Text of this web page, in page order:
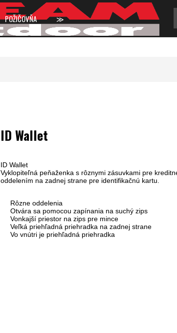
POŽIČOVŇA ≫
ID Wallet
ID Wallet
Vyklopiteľná peňaženka s rôznymi zásuvkami pre
oddelením na zadnej strane pre identifikačnú kartu.
Rôzne oddelenia
Otvára sa pomocou zapínania na suchý zips
Vonkajší priestor na zips pre mince
Veľká priehľadná priehradka na zadnej strane
Vo vnútri je priehľadná priehradka